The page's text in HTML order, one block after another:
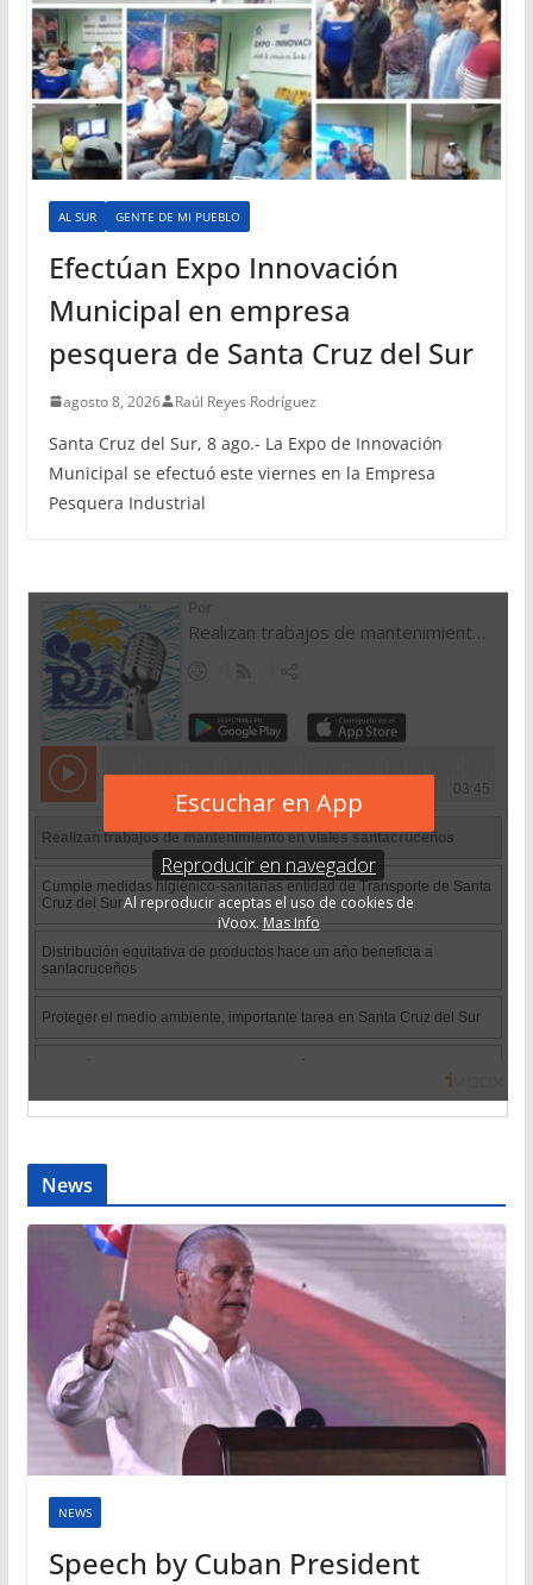
AL SUR GENTE DE MI PUEBLO
Efectúan Expo Innovación
Municipal en empresa
pesquera de Santa Cruz del Sur
agosto 8, 2026 Raúl Reyes Rodríguez
Santa Cruz del Sur, 8 ago.- La Expo de Innovación
Municipal se efectuó este viernes en la Empresa
Pesquera Industrial
News
NEWS
Speech by Cuban President